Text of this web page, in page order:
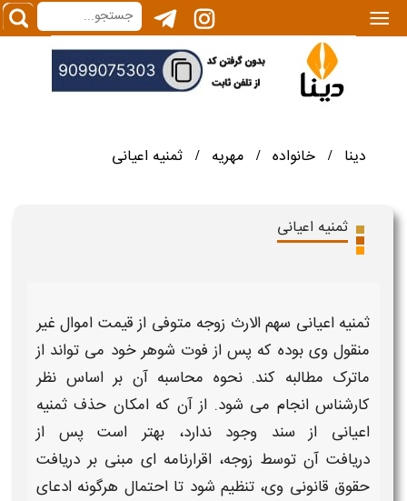
|||
دینا / خانواده / مهریه / ثمنیه اعیانی
ثمنیه اعیانی
ثمنیه اعیانی سهم الارث زوجه متوفی از قیمت اموال غیر
منقول وی بوده که پس از فوت شوهر خود می تواند از
ماترک مطالبه کند.نحوه محاسبهآن بر اساس نظر
کارشناس انجام می‌ شود. از آن که امکان حذف ثمنیه
اعیانی از سند وجود ندارد، بهتر است پس از
دریافت آن توسط زوجه، اقرارنامه ای مبنی بر دریافت
حقوق قانونی وی، تنظیم شود تا احتمال هرگونه ادعای